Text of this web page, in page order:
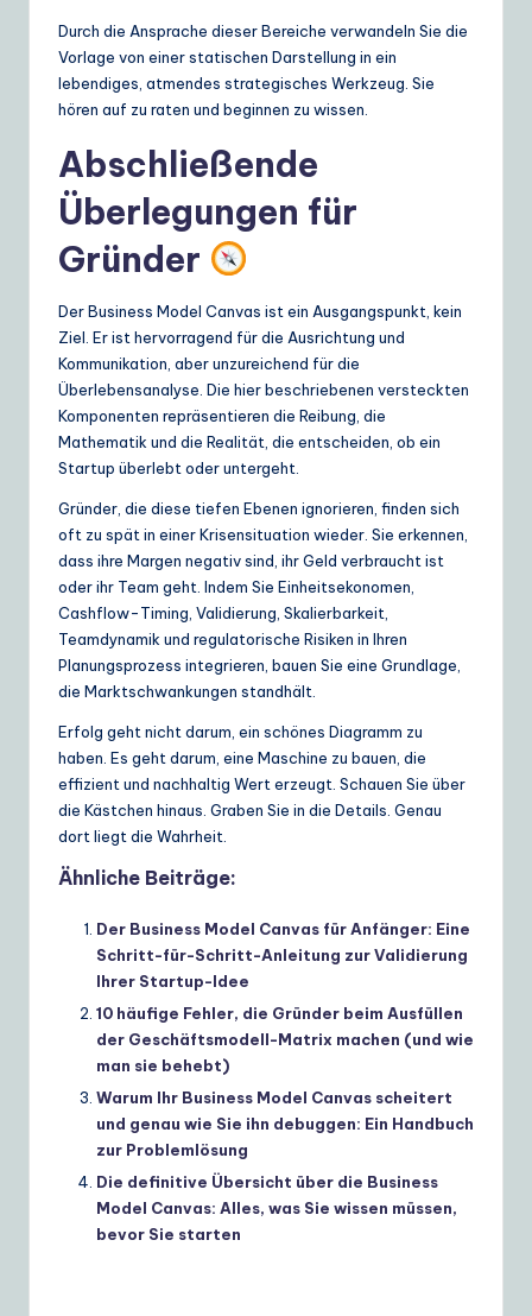
Durch die Ansprache dieser Bereiche verwandeln Sie die
Vorlage von einer statischen Darstellung in ein
lebendiges, atmendes strategisches Werkzeug. Sie
hören auf zu raten und beginnen zu wissen.
Abschließende
Überlegungen für
Gründer
Der Business Model Canvas ist ein Ausgangspunkt, kein
Ziel. Er ist hervorragend für die Ausrichtung und
Kommunikation, aber unzureichend für die
Überlebensanalyse. Die hier beschriebenen versteckten
Komponenten repräsentieren die Reibung, die
Mathematik und die Realität, die entscheiden, ob ein
Startup überlebt oder untergeht.
Gründer, die diese tiefen Ebenen ignorieren, finden sich
oft zu spät in einer Krisensituation wieder. Sie erkennen,
dass ihre Margen negativ sind, ihr Geld verbraucht ist
oder ihr Team geht. Indem Sie Einheitsekonomen,
Cashflow-Timing, Validierung, Skalierbarkeit,
Teamdynamik und regulatorische Risiken in Ihren
Planungsprozess integrieren, bauen Sie eine Grundlage,
die Marktschwankungen standhält.
Erfolg geht nicht darum, ein schönes Diagramm zu
haben. Es geht darum, eine Maschine zu bauen, die
effizient und nachhaltig Wert erzeugt. Schauen Sie über
die Kästchen hinaus. Graben Sie in die Details. Genau
dort liegt die Wahrheit.
Ähnliche Beiträge:
Der Business Model Canvas für Anfänger: Eine
Schritt-für-Schritt-Anleitung zur Validierung
Ihrer Startup-Idee
10 häufige Fehler, die Gründer beim Ausfüllen
der Geschäftsmodell-Matrix machen (und wie
man sie behebt)
Warum Ihr Business Model Canvas scheitert
und genau wie Sie ihn debuggen: Ein Handbuch
zur Problemlösung
Die definitive Übersicht über die Business
Model Canvas: Alles, was Sie wissen müssen,
bevor Sie starten